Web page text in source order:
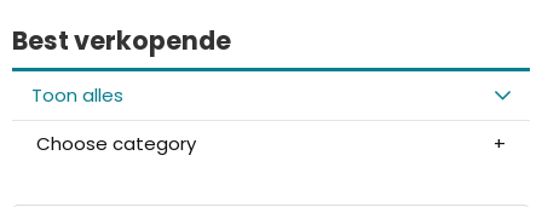
Best verkopende
Toon alles
Choose category